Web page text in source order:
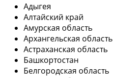
Адыгея
Алтайский край
Амурская область
Архангельская область
Астраханская область
Башкортостан
Белгородская область